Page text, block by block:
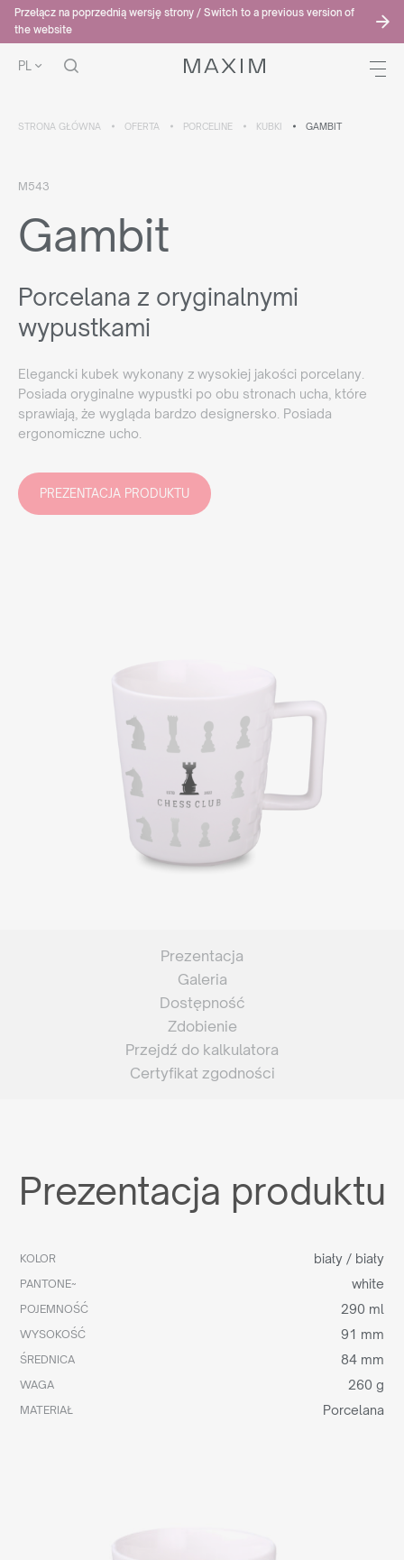
Przełącz na poprzednią wersję strony / Switch to a previous version of
the website
PL
STRONA GŁÓWNA OFERTA PORCELINE KUBKI GAMBIT
M543
Gambit
Porcelana z oryginalnymi
wypustkami
Elegancki kubek wykonany z wysokiej jakości porcelany.
Posiada oryginalne wypustki po obu stronach ucha, które
sprawiają, że wygląda bardzo designersko. Posiada
ergonomiczne ucho.
PREZENTACJA PRODUKTU
Prezentacja
Galeria
Dostępność
Zdobienie
Przejdź do kalkulatora
Certyfikat zgodności
Prezentacja produktu
KOLOR biały / biały
PANTONE~ white
POJEMNOŚĆ 290 ml
WYSOKOŚĆ 91 mm
ŚREDNICA 84 mm
WAGA 260 g
MATERIAŁ Porcelana